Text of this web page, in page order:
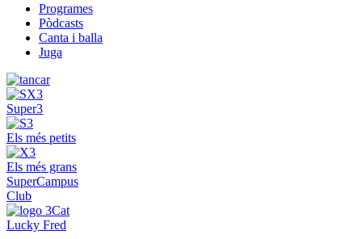
Programes
Pòdcasts
Canta i balla
Juga
Super3
Els més petits
Els més grans
SuperCampus
Club
Lucky Fred